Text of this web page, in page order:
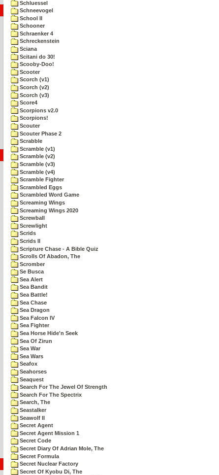
Schluessel
Schneevogel
School II
Schooner
Schraenker 4
Schreckenstein
Sciana
Scitani do 30!
Scooby-Doo!
Scooter
Scorch (v1)
Scorch (v2)
Scorch (v3)
Score4
Scorpions v2.0
Scorpions!
Scouter
Scouter Phase 2
Scrabble
Scramble (v1)
Scramble (v2)
Scramble (v3)
Scramble (v4)
Scramble Fighter
Scrambled Eggs
Scrambled Word Game
Screaming Wings
Screaming Wings 2020
Screwball
Screwlight
Scrids
Scrids II
Scripture Chase - A Bible Quiz
Scrolls Of Abadon, The
Scromber
Se Busca
Sea Alert
Sea Bandit
Sea Battle!
Sea Chase
Sea Dragon
Sea Falcon IV
Sea Fighter
Sea Horse Hide'n Seek
Sea Of Zirun
Sea War
Sea Wars
Seafox
Seahorses
Seaquest
Search For The Jewel Of Strength
Search For The Spectrix
Search, The
Seastalker
Seawolf II
Secret Agent
Secret Agent Mission 1
Secret Code
Secret Diary Of Adrian Mole, The
Secret Formula
Secret Nuclear Factory
Secret Of Kyobu Di, The